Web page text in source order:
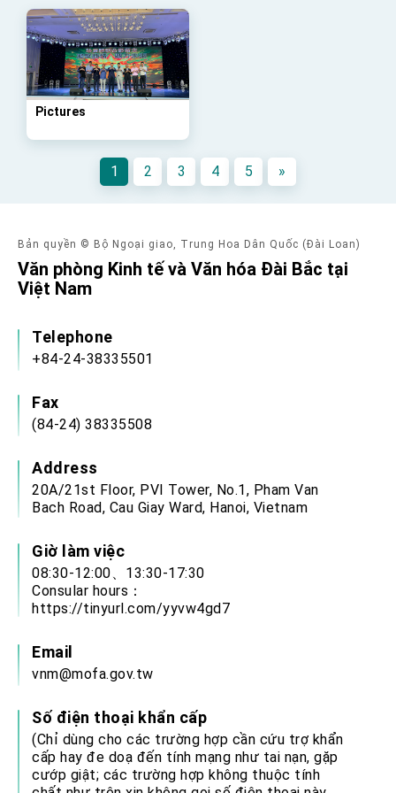
cooperation
Pictures
1 2 3 4 5 »
Bản quyền © Bộ Ngoại giao, Trung Hoa Dân Quốc (Đài Loan)
Văn phòng Kinh tế và Văn hóa Đài Bắc tại
Việt Nam
Telephone
+84-24-38335501
Fax
(84-24) 38335508
Address
20A/21st Floor, PVI Tower, No.1, Pham Van
Bach Road, Cau Giay Ward, Hanoi, Vietnam
Giờ làm việc
08:30-12:00、13:30-17:30
Consular hours：
https://tinyurl.com/yyvw4gd7
Email
vnm@mofa.gov.tw
Số điện thoại khẩn cấp
(Chỉ dùng cho các trường hợp cần cứu trợ khẩn
cấp hay đe doạ đến tính mạng như tai nạn, gặp
cướp giật; các trường hợp không thuộc tính